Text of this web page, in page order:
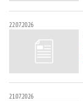
22.07.2026
21.07.2026